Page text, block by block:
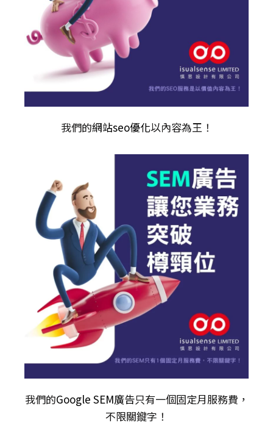
我們的網站seo優化以內容為王！
我們的Google SEM廣告只有一個固定月服務費，
不限關𨫡字！